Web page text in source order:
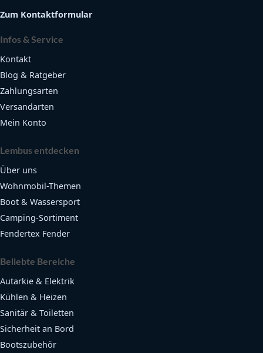
Zum Kontaktformular
Infos & Service
Kontakt
Blog & Ratgeber
Zahlungsarten
Versandarten
Mein Konto
Lembus entdecken
Über uns
Wohnmobil-Themen
Boot & Wassersport
Camping-Sortiment
Fendertex Fender
Beliebte Bereiche
Autarkie & Elektrik
Kühlen & Heizen
Sanitär & Toiletten
Sicherheit an Bord
Bootszubehör